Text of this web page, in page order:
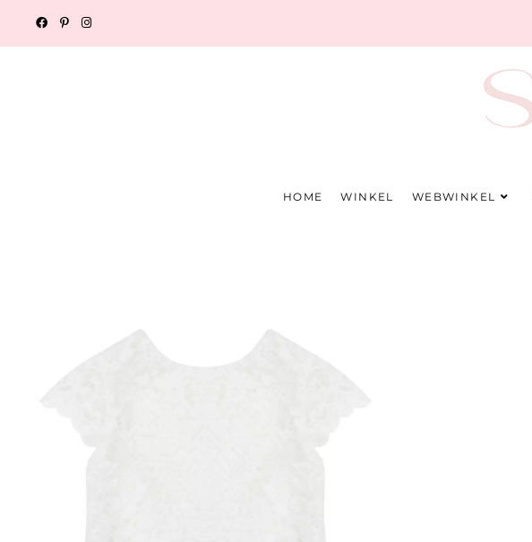
HOME WINKEL WEBWINKEL